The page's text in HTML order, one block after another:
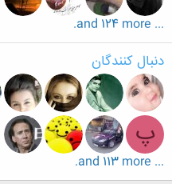
... and 124 more.
دنبال کنندگان
پ
... and 113 more.